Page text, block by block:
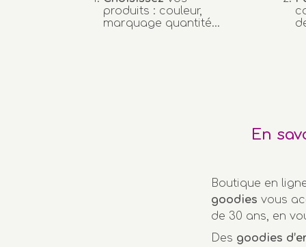
produits : couleur,
marquage quantité…
En
Boutique en
goodies vous
de 30 ans, en
Des goodies